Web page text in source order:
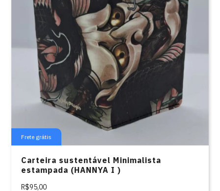
Frete grátis
Carteira sustentável Minimalista
estampada (HANNYA I )
R$95,00